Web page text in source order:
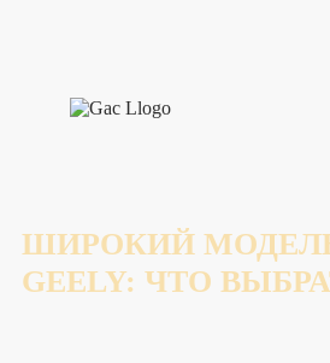
ШИРОКИЙ
GEELY: ЧТО